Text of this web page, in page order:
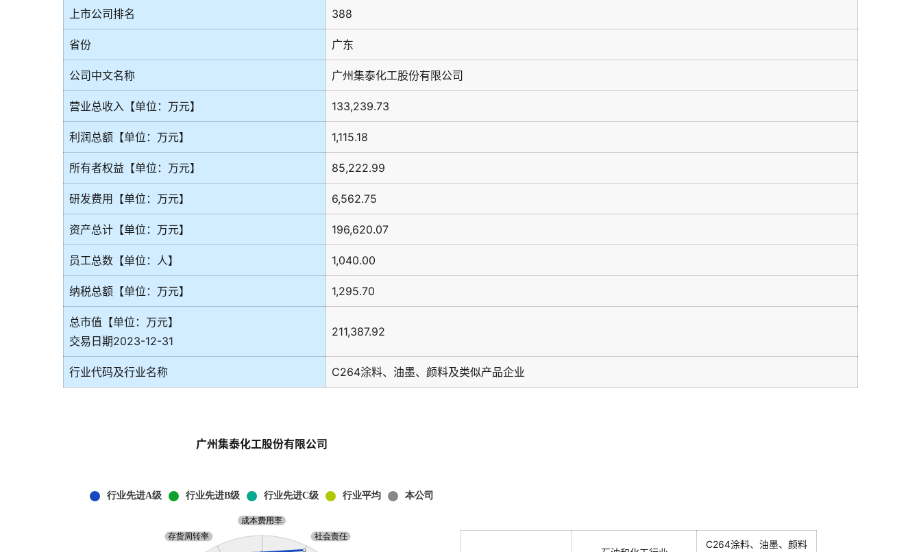
上市公司排名 388
省份 广东
公司中文名称 广州集泰化工股份有限公司
营业总收入【单位：万元】 133,239.73
利润总额【单位：万元】 1,115.18
所有者权益【单位：万元】 85,222.99
研发费用【单位：万元】 6,562.75
资产总计【单位：万元】 196,620.07
员工总数【单位：人】 1,040.00
纳税总额【单位：万元】 1,295.70
总市值【单位：万元】
交易日期2023-12-31
211,387.92
行业代码及行业名称 C264涂料、油墨、颜料及类似产品企业
广州集泰化工股份有限公司
C264涂料、油墨、颜料